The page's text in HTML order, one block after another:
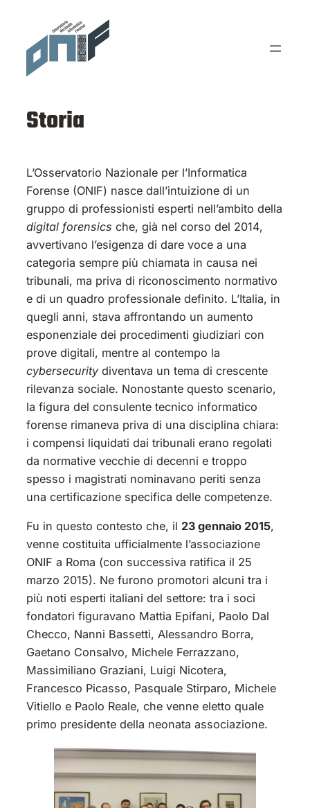
contenuto
Storia
L’Osservatorio Nazionale per l’Informatica
Forense (ONIF) nasce dall’intuizione di un
gruppo di professionisti esperti nell’ambito della
digital forensics che, già nel corso del 2014,
avvertivano l’esigenza di dare voce a una
categoria sempre più chiamata in causa nei
tribunali, ma priva di riconoscimento normativo
e di un quadro professionale definito. L’Italia, in
quegli anni, stava affrontando un aumento
esponenziale dei procedimenti giudiziari con
prove digitali, mentre al contempo la
cybersecuritydiventava un tema di crescente
rilevanza sociale. Nonostante questo scenario,
la figura del consulente tecnico informatico
forense rimaneva priva di una disciplina chiara:
i compensi liquidati dai tribunali erano regolati
da normative vecchie di decenni e troppo
spesso i magistrati nominavano periti senza
una certificazione specifica delle competenze.
Fu in questo contesto che, il 23 gennaio 2015,
venne costituita ufficialmente l’associazione
ONIF a Roma (con successiva ratifica il 25
marzo 2015). Ne furono promotori alcuni tra i
più noti esperti italiani del settore: tra i soci
fondatori figuravano Mattia Epifani, Paolo Dal
Checco, Nanni Bassetti, Alessandro Borra,
Gaetano Consalvo, Michele Ferrazzano,
Massimiliano Graziani, Luigi Nicotera,
Francesco Picasso, Pasquale Stirparo, Michele
Vitiello e Paolo Reale, che venne eletto quale
primo presidente della neonata associazione.